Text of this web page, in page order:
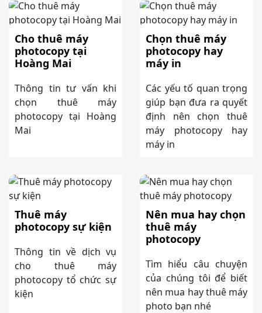
Cho thuê máy
photocopy tại
Hoàng Mai
Thông tin tư vấn khi
chọn thuê máy
photocopy tại Hoàng
Mai
Chọn thuê máy
photocopy hay
máy in
Các yếu tố quan trọng
giúp bạn đưa ra quyết
định nên chọn thuê
máy photocopy hay
máy in
Thuê máy
photocopy sự kiện
Thông tin về dịch vụ
cho thuê máy
photocopy tổ chức sự
kiện
Nên mua hay chọn
thuê máy
photocopy
Tìm hiểu câu chuyện
của chúng tôi để biết
nên mua hay thuê máy
photo bạn nhé